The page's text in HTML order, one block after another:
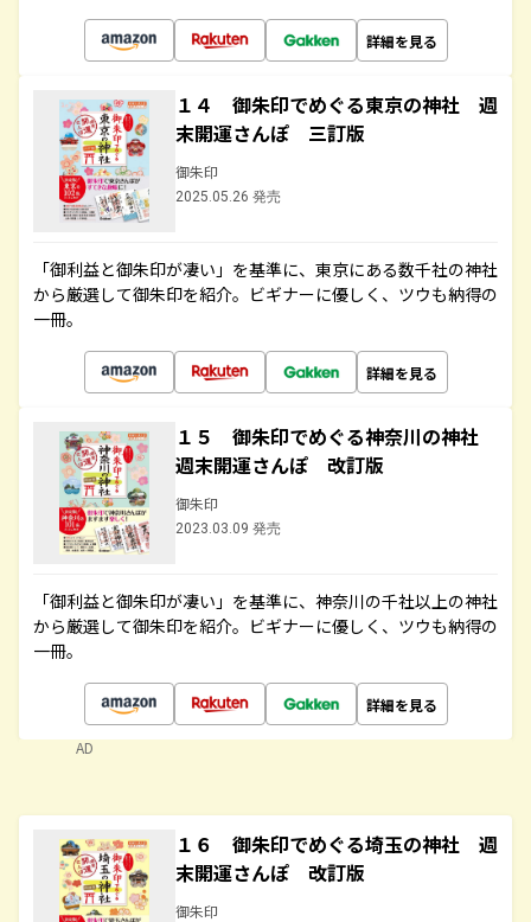
詳細を見る
１４ 御朱印でめぐる東京の神社 週
末開運さんぽ 三訂版
御朱印
2025.05.26 発売
「御利益と御朱印が凄い」を基準に、東京にある数千社の神社
から厳選して御朱印を紹介。ビギナーに優しく、ツウも納得の
一冊。
詳細を見る
１５ 御朱印でめぐる神奈川の神社
週末開運さんぽ 改訂版
御朱印
2023.03.09 発売
「御利益と御朱印が凄い」を基準に、神奈川の千社以上の神社
から厳選して御朱印を紹介。ビギナーに優しく、ツウも納得の
一冊。
詳細を見る
AD
１６ 御朱印でめぐる埼玉の神社 週
末開運さんぽ 改訂版
御朱印